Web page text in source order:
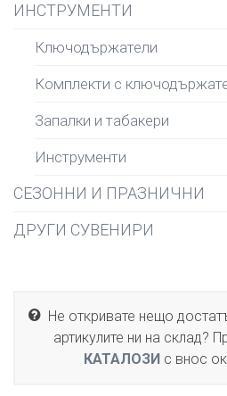
ИНСТРУМЕНТИ
Ключодържатели
Комплекти с
Запалки и табакери
Инструменти
СЕЗОННИ И ПРАЗНИЧНИ
ДРУГИ СУВЕНИРИ
Не откривате нещо
артикулите ни на склад?
КАТАЛОЗИс внос